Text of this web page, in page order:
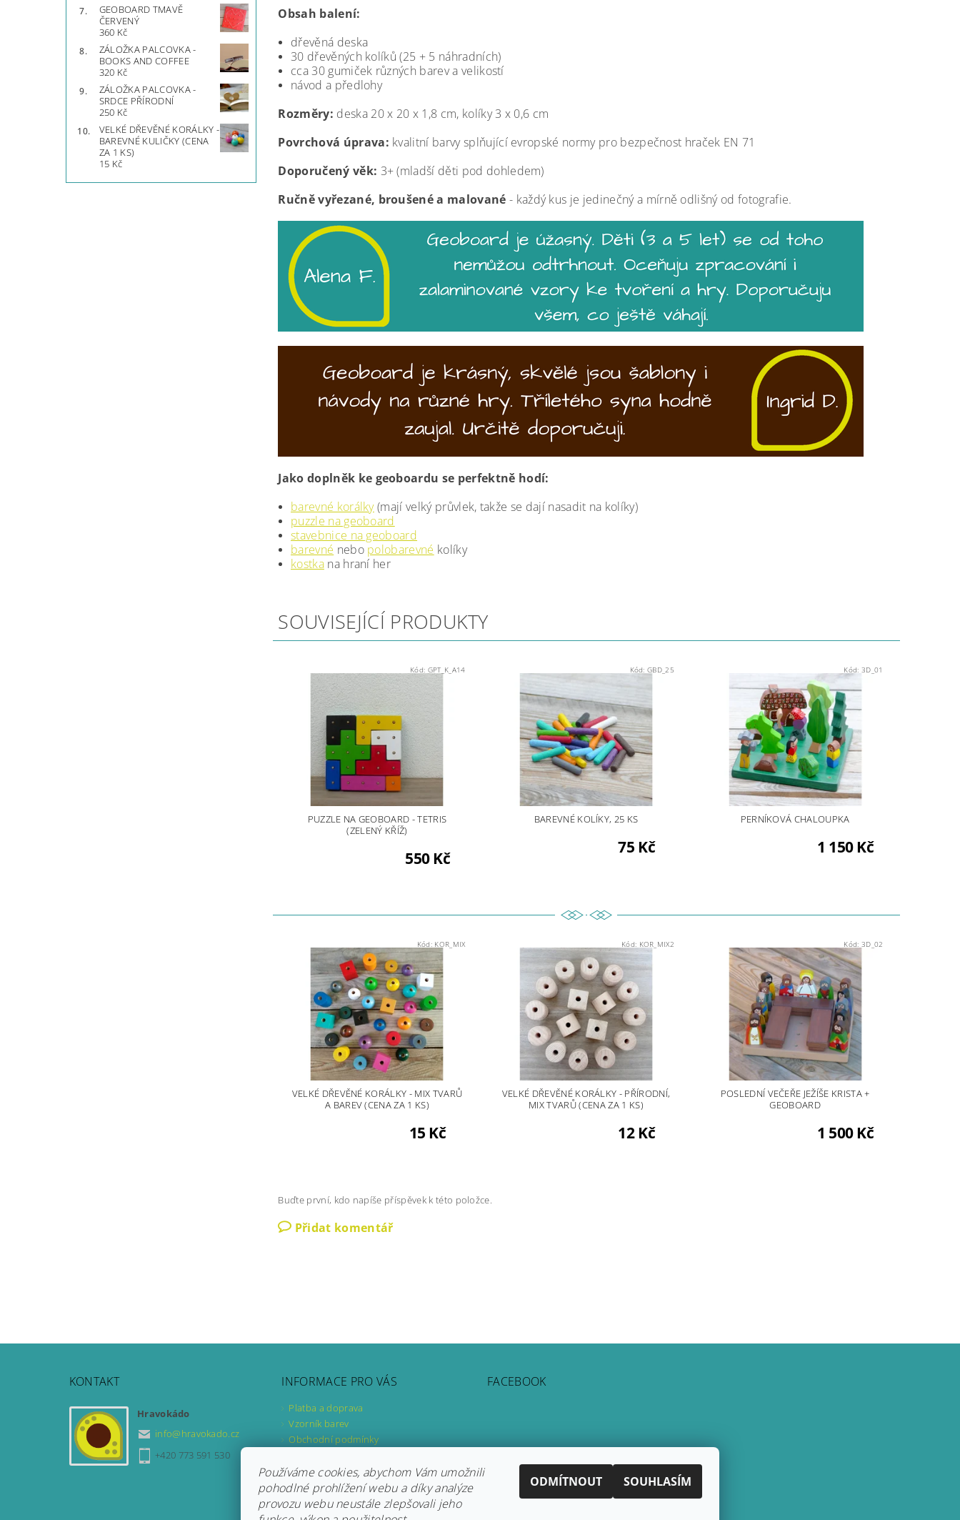
GEOBOARD TMAVĚ
ČERVENÝ
360 Kč
ZÁLOŽKA PALCOVKA -
BOOKS AND COFFEE
320 Kč
ZÁLOŽKA PALCOVKA -
SRDCE PŘÍRODNÍ
250 Kč
VELKÉ DŘEVĚNÉ KORÁLKY -
BAREVNÉ KULIČKY (CENA
ZA 1 KS)
15 Kč
Obsah balení:
dřevěná deska
30 dřevěných kolíků (25 + 5 náhradních)
cca 30 gumiček různých barev a velikostí
návod a předlohy
Rozměry: deska 20 x 20 x 1,8 cm, kolíky 3 x 0,6 cm
Povrchová úprava: kvalitní barvy splňující evropské normy pro bezpečnost hraček EN 71
Doporučený věk: 3+ (mladší děti pod dohledem)
Ručně vyřezané, broušené a malované - každý kus je jedinečný a mírně odlišný od fotografie.
Jako doplněk ke geoboardu se perfektně hodí:
barevné korálky(mají velký průvlek, takže se dají nasadit na kolíky)
puzzle na geoboard
stavebnice na geoboard
barevné nebo polobarevné kolíky
kostkana hraní her
SOUVISEJÍCÍ PRODUKTY
Kód: GPT_K_A14
PUZZLE NA GEOBOARD - TETRIS
(ZELENÝ KŘÍŽ)
550 Kč
Kód:GBD_25
BAREVNÉ KOLÍKY, 25 KS
75 Kč
Kód:3D_01
PERNÍKOVÁ CHALOUPKA
1 150 Kč
Kód: KOR_MIX
VELKÉ DŘEVĚNÉ KORÁLKY - MIX TVARŮ
A BAREV (CENA ZA 1 KS)
15 Kč
Kód: KOR_MIX2
VELKÉ DŘEVĚNÉ KORÁLKY - PŘÍRODNÍ,
MIX TVARŮ (CENA ZA 1 KS)
12 Kč
Kód:3D_02
POSLEDNÍ VEČEŘE JEŽÍŠE KRISTA +
GEOBOARD
1 500 Kč
Buďte první, kdo napíše příspěvek k této položce.
Přidat komentář
KONTAKT
Hravokádo
info@hravokado.cz
+420 773 591 530
INFORMACE PRO VÁS
Platba a doprava
Vzorník barev
Obchodní podmínky
Formulář pro odstoupení od smlouvy
Formulář pro uplatnění reklamace
FACEBOOK
Instagram
Používáme cookies, abychom Vám umožnili
pohodlné prohlížení webu a díky analýze
provozu webu neustále zlepšovali jeho
ODMÍTNOUT SOUHLASÍM